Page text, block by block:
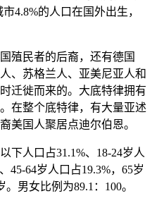
4.8%的人口在国外出生，
殖民者的后裔，还有德国
、苏格兰人、亚美尼亚人和
迁徙而来的。大底特律拥有
在整个底特律，有大量亚述
美国人聚居点迪尔伯恩。
下人口占31.1%、18-24岁人
45-64岁人口占19.3%，65岁
男女比例为89.1：100。